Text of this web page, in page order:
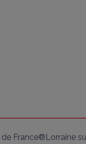
France®Lorraine